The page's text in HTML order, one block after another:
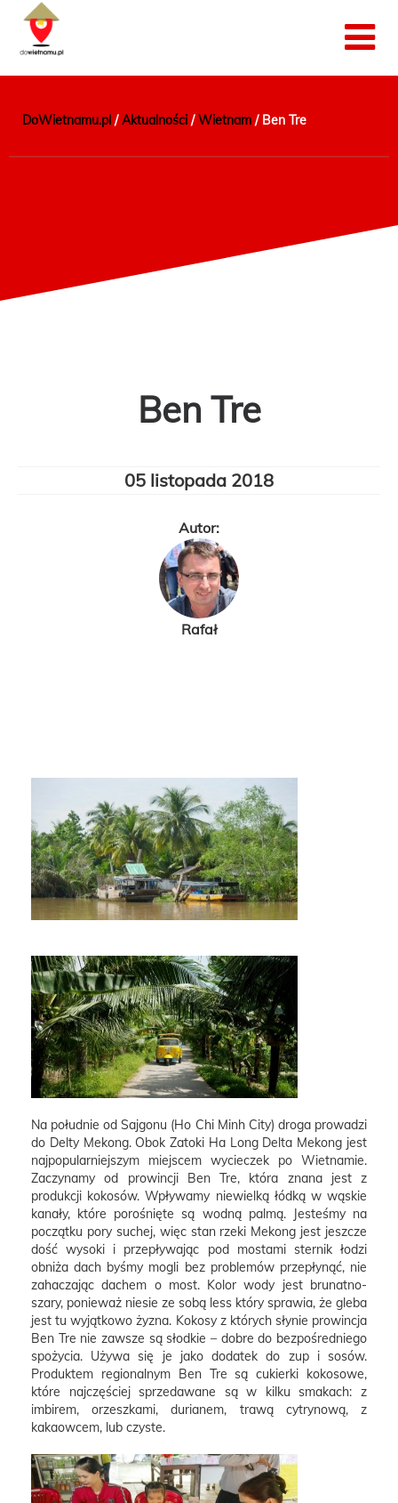
DoWietnamu.pl /Aktualności /Wietnam / Ben Tre
Ben Tre
05 listopada 2018
Autor:
Rafał
Na południe od Sajgonu (Ho Chi Minh City) droga prowadzi
do Delty Mekong. Obok Zatoki Ha Long Delta Mekong jest
najpopularniejszym miejscem wycieczek po Wietnamie.
Zaczynamy od prowincji Ben Tre, która znana jest z
produkcji kokosów. Wpływamy niewielką łódką w wąskie
kanały, które porośnięte są wodną palmą. Jesteśmy na
początku pory suchej, więc stan rzeki Mekong jest jeszcze
dość wysoki i przepływając pod mostami sternik łodzi
obniża dach byśmy mogli bez problemów przepłynąć, nie
zahaczając dachem o most. Kolor wody jest brunatno-
szary, ponieważ niesie ze sobą less który sprawia, że gleba
jest tu wyjątkowo żyzna. Kokosy z których słynie prowincja
Ben Tre nie zawsze są słodkie – dobre do bezpośredniego
spożycia. Używa się je jako dodatek do zup i sosów.
Produktem regionalnym Ben Tre są cukierki kokosowe,
które najczęściej sprzedawane są w kilku smakach: z
imbirem, orzeszkami, durianem, trawą cytrynową, z
kakaowcem, lub czyste.